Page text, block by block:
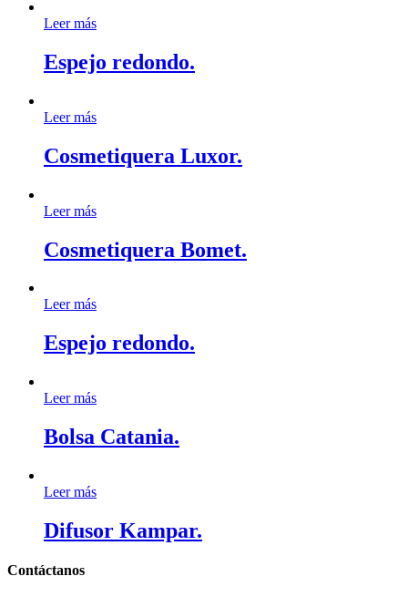
Leer más
Espejo redondo.
Leer más
Cosmetiquera Luxor.
Leer más
Cosmetiquera Bomet.
Leer más
Espejo redondo.
Leer más
Bolsa Catania.
Leer más
Difusor Kampar.
Contáctanos